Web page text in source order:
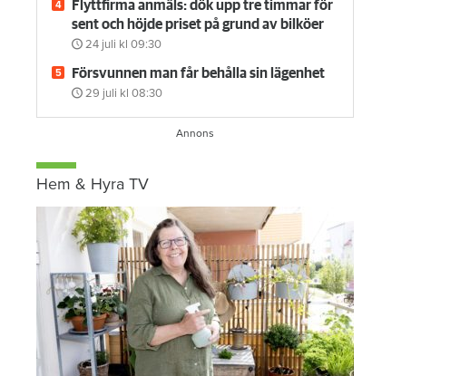
Flyttfirma anmäls: dök upp tre timmar för
sent och höjde priset på grund av bilköer
24 juli kl 09:30
Försvunnen man får behålla sin lägenhet
29 juli kl 08:30
Hem & Hyra TV